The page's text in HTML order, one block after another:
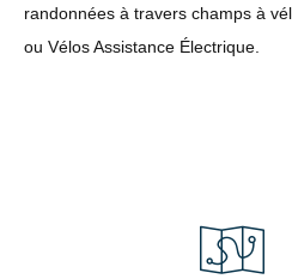
randonnées à travers champs à
ou Vélos Assistance Électrique.